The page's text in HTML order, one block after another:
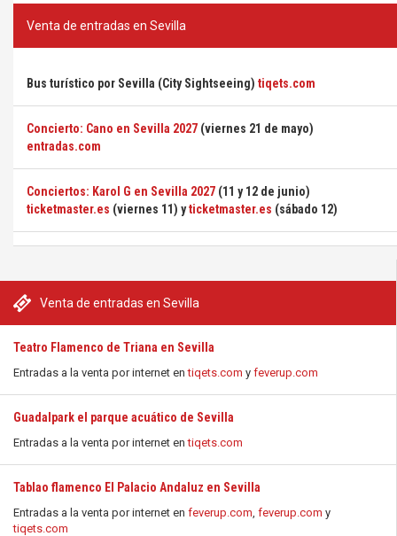
Venta de entradas en Sevilla
Teatro Flamenco de Triana en Sevilla
Entradas a la venta por internet entiqets.com y feverup.com
Guadalpark el parque acuático de Sevilla
Entradas a la venta por internet entiqets.com
Tablao flamenco El Palacio Andaluz en Sevilla
Entradas a la venta por internet en feverup.com, feverup.com y
tiqets.com
Venta de entradas en Sevilla
Bus turístico por Sevilla (City Sightseeing) tiqets.com
Concierto: Cano en Sevilla 2027 (viernes 21 de mayo)
entradas.com
Conciertos: Karol G en Sevilla 2027 (11 y 12 de junio)
ticketmaster.es (viernes 11) yticketmaster.es (sábado 12)